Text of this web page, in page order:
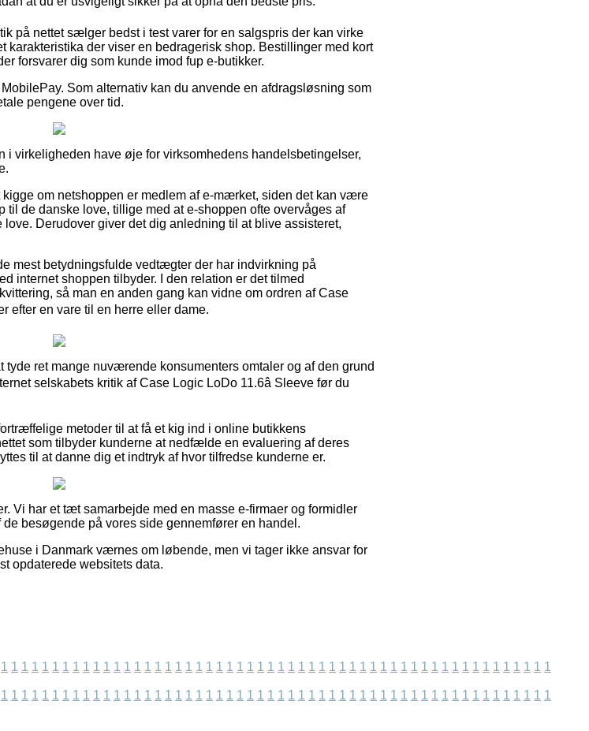
på nettet sælger bedst i test varer for en salgspris der kan virke
der viser en bedragerisk shop. Bestillinger med kort
forsvarer dig som kunde imod fup e-butikker.
Som alternativ kan du anvende en afdragsløsning som
pengene over tid.
i virkeligheden have øje for virksomhedens handelsbetingelser,
om netshoppen er medlem af e-mærket, siden det kan være
til de danske love, tillige med at e-shoppen ofte overvåges af
Derudover giver det dig anledning til at blive assisteret,
mest betydningsfulde vedtægter der har indvirkning på
internet shoppen tilbyder. I den relation er det tilmed
så man en anden gang kan vidne om ordren af Case
efter en vare til en herre eller dame.
ret mange nuværende konsumenters omtaler og af den grund
selskabets kritik af Case Logic LoDo 11.6â Sleeve før du
metoder til at få et kig ind i online butikkens
som tilbyder kunderne at nedfælde en evaluering af deres
til at danne dig et indtryk af hvor tilfredse kunderne er.
Vi har et tæt samarbejde med en masse e-firmaer og formidler
besøgende på vores side gennemfører en handel.
i Danmark værnes om løbende, men vi tager ikke ansvar for
opdaterede websitets data.
1 1 1 1 1 1 1 1 1 1 1 1 1 1 1 1 1 1 1 1 1 1 1 1 1 1 1 1 1 1 1 1 1 1 1 1 1 1 1 1 1 1 1 1 1 1 1 1 1 1 1 1 1 1
1 1 1 1 1 1 1 1 1 1 1 1 1 1 1 1 1 1 1 1 1 1 1 1 1 1 1 1 1 1 1 1 1 1 1 1 1 1 1 1 1 1 1 1 1 1 1 1 1 1 1 1 1 1